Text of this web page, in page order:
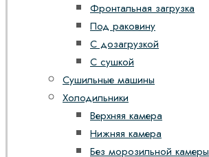
Фронтальная загрузка
Под раковину
С дозагрузкой
С сушкой
Сушильные машины
Холодильники
Верхняя камера
Нижняя камера
Без морозильной камеры